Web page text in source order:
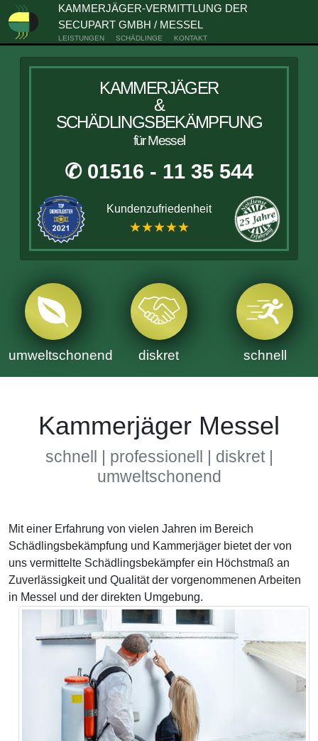
KAMMERJÄGER-VERMITTLUNG DER
SECUPART GMBH / MESSEL
LEISTUNGEN SCHÄDLINGE KONTAKT
KAMMERJÄGER
&
SCHÄDLINGSBEKÄMPFUNG
für Messel
✆ 01516 - 11 35 544
Kundenzufriedenheit
★★★★★
umweltschonend diskret schnell
Kammerjäger Messel
schnell | professionell | diskret |
umweltschonend
Mit einer Erfahrung von vielen Jahren im Bereich
Schädlingsbekämpfung und Kammerjäger bietet der von
uns vermittelte Schädlingsbekämpfer ein Höchstmaß an
Zuverlässigkeit und Qualität der vorgenommenen Arbeiten
in Messel und der direkten Umgebung.